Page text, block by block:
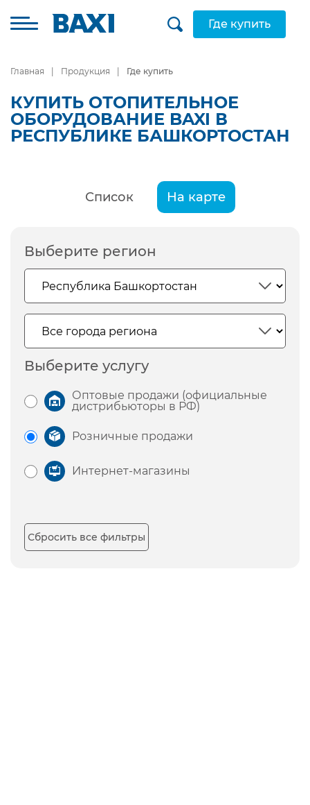
Где купить
Главная Продукция Где купить
КУПИТЬ ОТОПИТЕЛЬНОЕ
ОБОРУДОВАНИЕ BAXI В
РЕСПУБЛИКЕ БАШКОРТОСТАН
Список На карте
Выберите регион
Выберите услугу
Оптовые продажи (официальные
дистрибьюторы в РФ)
Розничные продажи
Интернет-магазины
Сбросить все фильтры